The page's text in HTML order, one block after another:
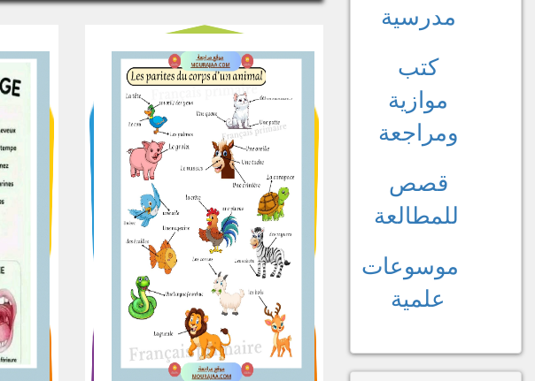
مدرسية
كتب
موازية
ومراجعة
قصص
للمطالعة
موسوعات
علمية